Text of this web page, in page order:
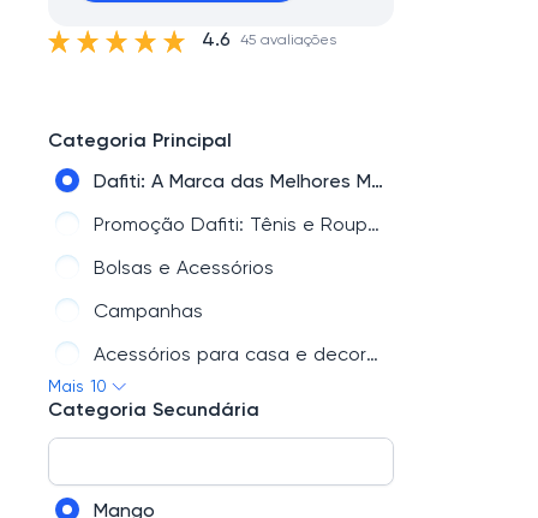
4.6 45 avaliações
Categoria Principal
Dafiti: A Marca das Melhores Marcas | Oficiais, Premium e Exclusivas
Promoção Dafiti: Tênis e Roupas com Descontos Imperdíveis!
Bolsas e Acessórios
Campanhas
Acessórios para casa e decoração – Compre agora
Novidades
Calçados
Esporte
Mais 10
Categoria Secundária
Mango